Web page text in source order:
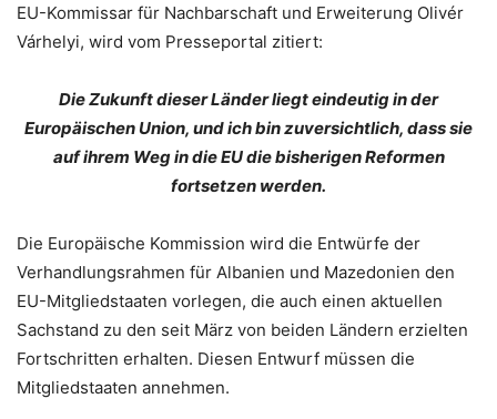
EU-Kommissar für Nachbarschaft und Erweiterung Olivér
Várhelyi, wird vom Presseportal zitiert:
Die Zukunft dieser Länder liegt eindeutig in der
Europäischen Union, und ich bin zuversichtlich, dass sie
auf ihrem Weg in die EU die bisherigen Reformen
fortsetzen werden.
Die Europäische Kommission wird die Entwürfe der
Verhandlungsrahmen für Albanien und Mazedonien den
EU-Mitgliedstaaten vorlegen, die auch einen aktuellen
Sachstand zu den seit März von beiden Ländern erzielten
Fortschritten erhalten. Diesen Entwurf müssen die
Mitgliedstaaten annehmen.